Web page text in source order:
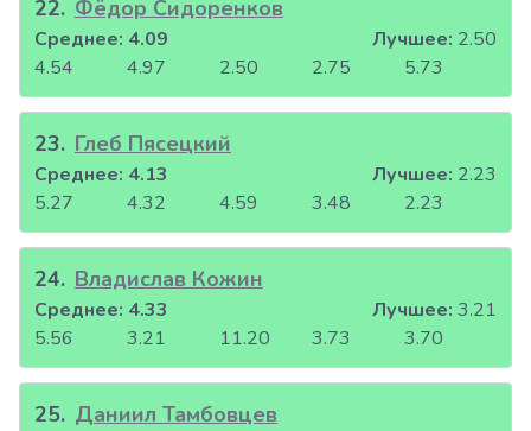
22. Фёдор Сидоренков
4.54 4.97 2.50 2.75 5.73
Среднее: 4.09 Лучшее: 2.50
23. Глеб Пясецкий
5.27 4.32 4.59 3.48 2.23
Среднее: 4.13 Лучшее: 2.23
24. Владислав Кожин
5.56 3.21 11.20 3.73 3.70
Среднее: 4.33 Лучшее: 3.21
25. Даниил Тамбовцев